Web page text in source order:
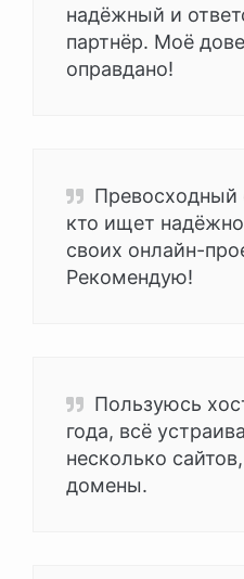
надёжный и
партнёр. Моё
оправдано!
Превосходный
кто ищет
своих онлайн-
Рекомендую!
Пользуюсь
года, всё
несколько
домены.